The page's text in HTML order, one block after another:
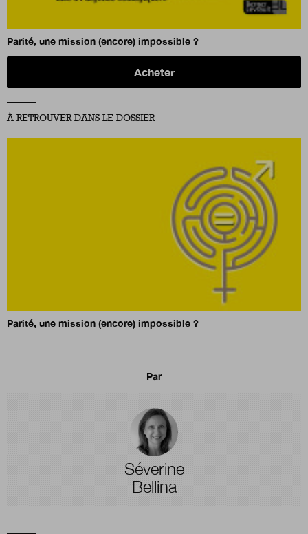
Parité, une mission (encore) impossible ?
Acheter
À RETROUVER DANS LE DOSSIER
Parité, une mission (encore) impossible ?
Par
Séverine
Bellina